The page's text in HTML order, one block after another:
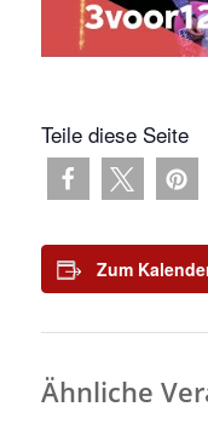
Teile diese Seite
Zum
Ähnliche